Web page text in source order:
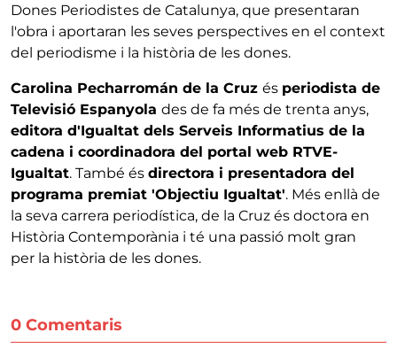
Dones Periodistes de Catalunya, que presentaran
l'obra i aportaran les seves perspectives en el context
del periodisme i la història de les dones.
Carolina Pecharromán de la Cruz és periodista de
Televisió Espanyola des de fa més de trenta anys,
editora d'Igualtat dels Serveis Informatius de la
cadena i coordinadora del portal web RTVE-
Igualtat. També és directora i presentadora del
programa premiat 'Objectiu Igualtat'. Més enllà de
la seva carrera periodística, de la Cruz és doctora en
Història Contemporània i té una passió molt gran
per la història de les dones.
0 Comentaris